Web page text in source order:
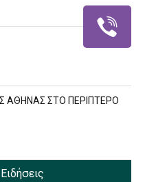
ΑΘΗΝΑΣ ΣΤΟ ΠΕΡΙΠΤΕΡΟ